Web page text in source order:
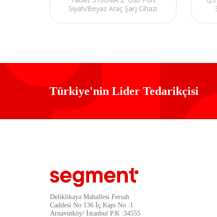
Siyah/Beyaz Araç Şarj Cihazı
Türkiye'nin Lider Tedarikçisi
Deliklikaya Mahallesi Fersah
Caddesi No:136 İç Kapı No :1
Arnavutköy/ İstanbul P.K :34555